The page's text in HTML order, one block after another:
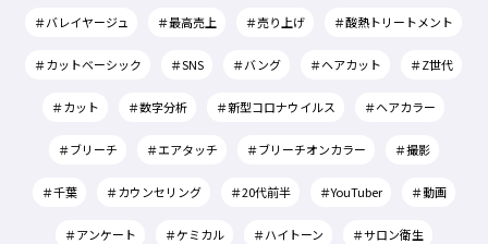
＃バレイヤージュ ＃最高売上 ＃売り上げ ＃酸熱トリートメント
＃カットベーシック ＃SNS ＃バング ＃ヘアカット ＃Z世代
＃カット ＃数字分析 ＃新型コロナウイルス ＃ヘアカラー
＃ブリーチ ＃エアタッチ ＃ブリーチオンカラー ＃撮影
＃千葉 ＃カウンセリング ＃20代前半 ＃YouTuber ＃動画
＃アンケート ＃ケミカル ＃ハイトーン ＃サロン衛生